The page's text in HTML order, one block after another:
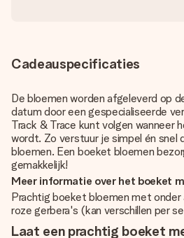
Cadeauspecificaties
De bloemen worden afgeleverd op
datum door een gespecialiseerde
Track & Trace kunt volgen wanneer
wordt. Zo verstuur je simpel én snel
bloemen. Een boeket bloemen
gemakkelijk!
Meer informatie over het boeket
Prachtig boeket bloemen met onder
roze gerbera's (kan verschillen per
Laat een prachtig boeket